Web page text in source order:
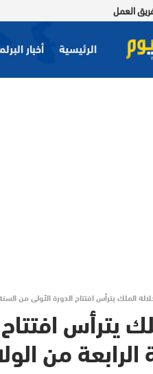
العمل
الرئيسية أخبار
الملك يترأس افتتاح الدورة الأولى من
يترأس
من